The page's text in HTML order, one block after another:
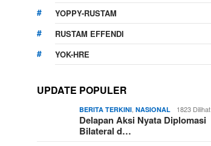
YOPPY-RUSTAM
RUSTAM EFFENDI
YOK-HRE
UPDATE POPULER
BERITA TERKINI,NASIONAL 1823 Dilihat
Delapan Aksi Nyata Diplomasi
Bilateral d…